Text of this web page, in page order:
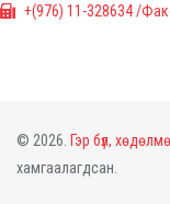
+(976) 11-328634 /
© 2026. Гэр бүл,
хамгаалагдсан.